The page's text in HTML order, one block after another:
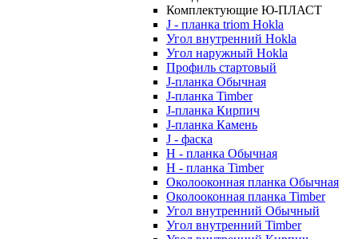
Комплектующие Ю-ПЛАСТ
J - планка triom Hokla
Угол внутренний Hokla
Угол наружный Hokla
Профиль стартовый
J-планка Обычная
J-планка Timber
J-планка Кирпич
J-планка Камень
J - фаска
Н - планка Обычная
Н - планка Timber
Околооконная планка Обычная
Околооконная планка Timber
Угол внутренний Обычный
Угол внутренний Timber